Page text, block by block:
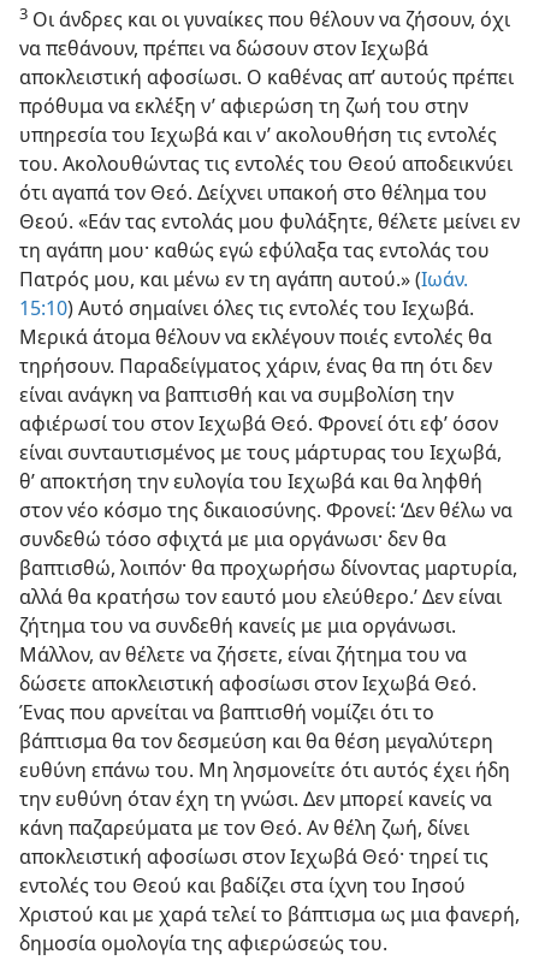
3 Οι άνδρες και οι γυναίκες που θέλουν να ζήσουν, όχι
να πεθάνουν, πρέπει να δώσουν στον Ιεχωβά
αποκλειστική αφοσίωσι. Ο καθένας απ’ αυτούς πρέπει
πρόθυμα να εκλέξη ν’ αφιερώση τη ζωή του στην
υπηρεσία του Ιεχωβά και ν’ ακολουθήση τις εντολές
του. Ακολουθώντας τις εντολές του Θεού αποδεικνύει
ότι αγαπά τον Θεό. Δείχνει υπακοή στο θέλημα του
Θεού. «Εάν τας εντολάς μου φυλάξητε, θέλετε μείνει εν
τη αγάπη μου· καθώς εγώ εφύλαξα τας εντολάς του
Πατρός μου, και μένω εν τη αγάπη αυτού.» (Ιωάν.
15:10) Αυτό σημαίνει όλες τις εντολές του Ιεχωβά.
Μερικά άτομα θέλουν να εκλέγουν ποιές εντολές θα
τηρήσουν. Παραδείγματος χάριν, ένας θα πη ότι δεν
είναι ανάγκη να βαπτισθή και να συμβολίση την
αφιέρωσί του στον Ιεχωβά Θεό. Φρονεί ότι εφ’ όσον
είναι συνταυτισμένος με τους μάρτυρας του Ιεχωβά,
θ’ αποκτήση την ευλογία του Ιεχωβά και θα ληφθή
στον νέο κόσμο της δικαιοσύνης. Φρονεί: ‘Δεν θέλω να
συνδεθώ τόσο σφιχτά με μια οργάνωσι· δεν θα
βαπτισθώ, λοιπόν· θα προχωρήσω δίνοντας μαρτυρία,
αλλά θα κρατήσω τον εαυτό μου ελεύθερο.’ Δεν είναι
ζήτημα του να συνδεθή κανείς με μια οργάνωσι.
Μάλλον, αν θέλετε να ζήσετε, είναι ζήτημα του να
δώσετε αποκλειστική αφοσίωσι στον Ιεχωβά Θεό.
Ένας που αρνείται να βαπτισθή νομίζει ότι το
βάπτισμα θα τον δεσμεύση και θα θέση μεγαλύτερη
ευθύνη επάνω του. Μη λησμονείτε ότι αυτός έχει ήδη
την ευθύνη όταν έχη τη γνώσι. Δεν μπορεί κανείς να
κάνη παζαρεύματα με τον Θεό. Αν θέλη ζωή, δίνει
αποκλειστική αφοσίωσι στον Ιεχωβά Θεό· τηρεί τις
εντολές του Θεού και βαδίζει στα ίχνη του Ιησού
Χριστού και με χαρά τελεί το βάπτισμα ως μια φανερή,
δημοσία ομολογία της αφιερώσεώς του.